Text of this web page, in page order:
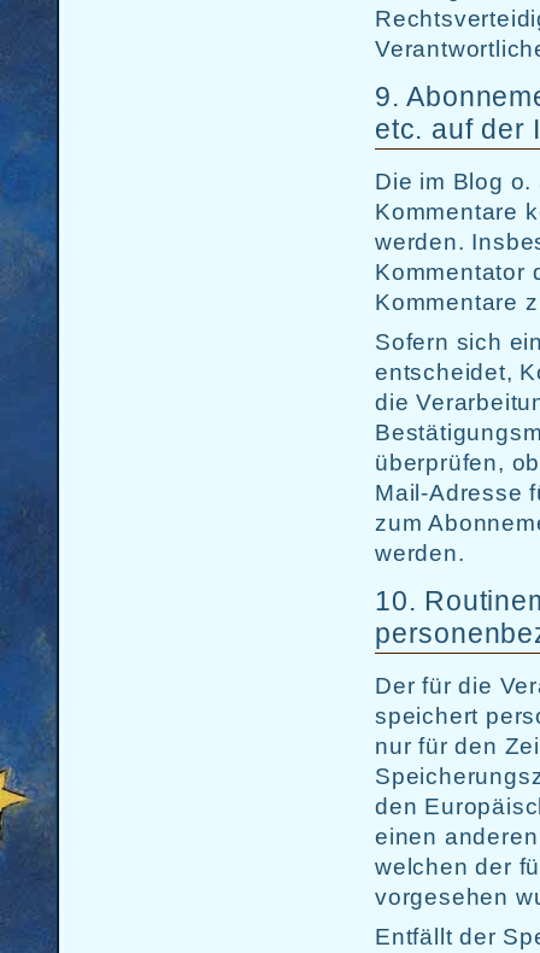
9.
etc. auf der
Die im Blog
Kommentare
werden.
Kommentator
Kommentare
Sofern sich
entscheidet,
die
überprüfen,
Mail-Adresse
zum
werden.
10.
Der für die
speichert
nur für den
den
einen
welchen der
vorgesehen
Entfällt der